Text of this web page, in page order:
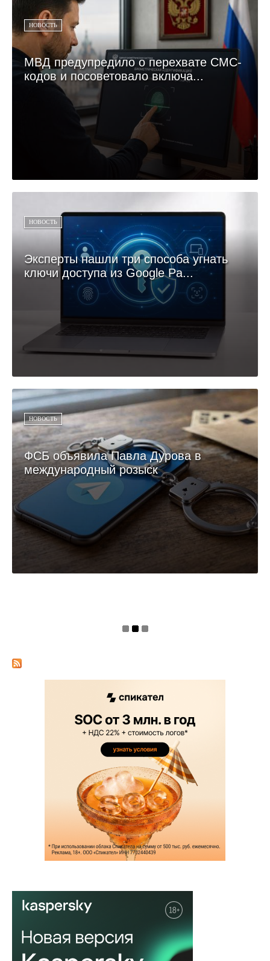
НОВОСТЬ
МВД предупредило о перехвате СМС-
кодов и посоветовало включа...
НОВОСТЬ
Эксперты нашли три способа угнать
ключи доступа из Google Pa...
НОВОСТЬ
ФСБ объявила Павла Дурова в
международный розыск